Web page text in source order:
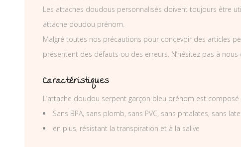
Les attaches doudous personnalisés doivent toujours être
attache doudou prénom.
Malgré toutes nos précautions pour concevoir des articles
présentent des défauts ou des erreurs. N’hésitez pas à
Caractéristiques
L’attache doudou serpent garçon bleu prénom est
Sans BPA, sans plomb, sans PVC, sans phtalates, sans
en plus, résistant la transpiration et à la salive